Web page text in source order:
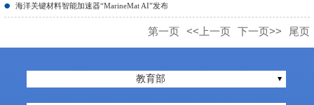
海洋关键材料智能加速器“MarineMat AI”发布
第一页 <<上一页 下一页>> 尾页
教育部